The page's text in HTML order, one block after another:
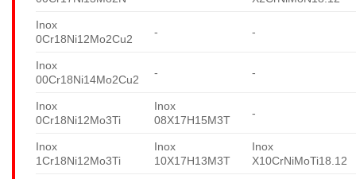
Inox
0Cr18Ni12Mo2Cu2
- -
Inox
00Cr18Ni14Mo2Cu2
- -
Inox
0Cr18Ni12Mo3Ti
Inox
08X17H15M3T
-
Inox
1Cr18Ni12Mo3Ti
Inox
10X17H13M3T
Inox
X10CrNiMoTi18.12